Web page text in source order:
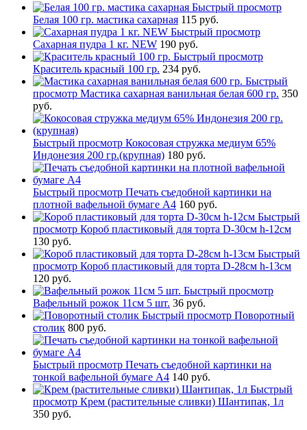
Быстрый просмотр
Белая 100 гр. мастика сахарная 115 руб.
Быстрый просмотр
Сахарная пудра 1 кг. NEW 190 руб.
Быстрый просмотр
Краситель красный 100 гр. 234 руб.
Быстрый
просмотр Мастика сахарная ванильная белая 600 гр. 350
руб.
Быстрый просмотр Кокосовая стружка медиум 65%
Индонезия 200 гр.(крупная) 180 руб.
Быстрый просмотр Печать съедобной картинки на
плотной вафельной бумаге А4 160 руб.
Быстрый
просмотр Короб пластиковый для торта D-30см h-12см
130 руб.
Быстрый
просмотр Короб пластиковый для торта D-28см h-13см
120 руб.
Быстрый просмотр
Вафельный рожок 11см 5 шт. 36 руб.
Быстрый просмотр Поворотный
столик 800 руб.
Быстрый просмотр Печать съедобной картинки на
тонкой вафельной бумаге А4 140 руб.
Быстрый
просмотр Крем (растительные сливки) Шантипак, 1л
350 руб.